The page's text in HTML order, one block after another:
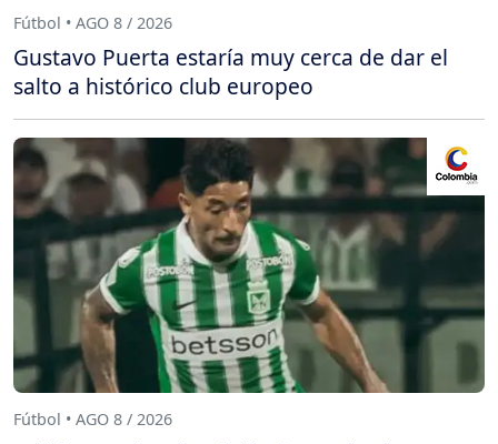
Fútbol • AGO 8 / 2026
Gustavo Puerta estaría muy cerca de dar el
salto a histórico club europeo
Fútbol • AGO 8 / 2026